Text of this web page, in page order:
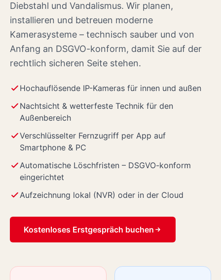
Diebstahl und Vandalismus. Wir planen,
installieren und betreuen moderne
Kamerasysteme – technisch sauber und von
Anfang an DSGVO-konform, damit Sie auf der
rechtlich sicheren Seite stehen.
Hochauflösende IP-Kameras für innen und außen
Nachtsicht & wetterfeste Technik für den
Außenbereich
Verschlüsselter Fernzugriff per App auf
Smartphone & PC
Automatische Löschfristen – DSGVO-konform
eingerichtet
Aufzeichnung lokal (NVR) oder in der Cloud
Kostenloses Erstgespräch buchen